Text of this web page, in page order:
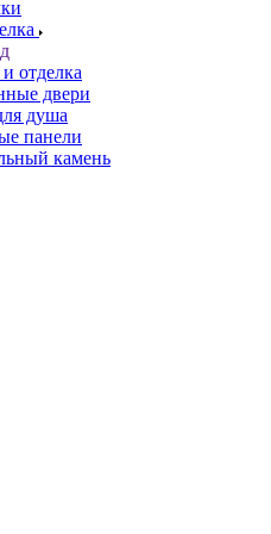
отделка
двери
душа
панели
камень